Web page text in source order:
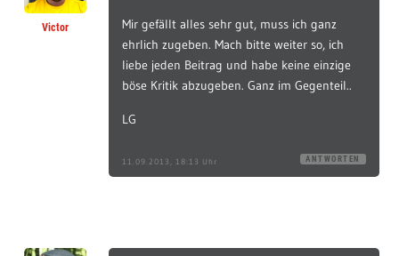
Victor
Mir gefällt alles sehr gut, muss ich ganz
ehrlich zugeben. Mach bitte weiter so, ich
liebe jeden Beitrag und habe keine einzige
böse Kritik abzugeben. Ganz im Gegenteil..
LG
11.09.2013, 18:13 Uhr ANTWORTEN